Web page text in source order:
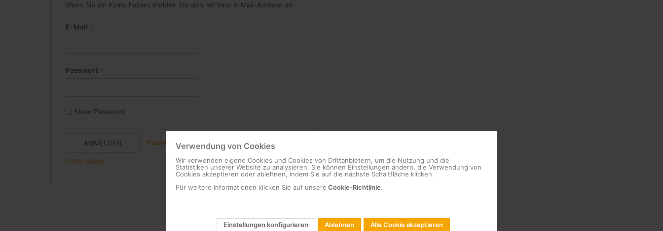
Wenn Sie ein Konto haben, melden Sie sich mit Ihrer e-Mail-Adresse an.
E-Mail
Passwort
Show Password
ANMELDEN Passwort vergessen?
Verwendung von Cookies
Wir verwenden eigene Cookies und Cookies von Drittanbietern, um die Nutzung und die
Statistiken unserer Website zu analysieren. Sie können Einstellungen ändern, die Verwendung von
Cookies akzeptieren oder ablehnen, indem Sie auf die nächste Schaltfläche klicken.
Für weitere Informationen klicken Sie auf unsere Cookie-Richtlinie.
Einstellungen konfigurieren Ablehnen Alle Cookie akzeptieren